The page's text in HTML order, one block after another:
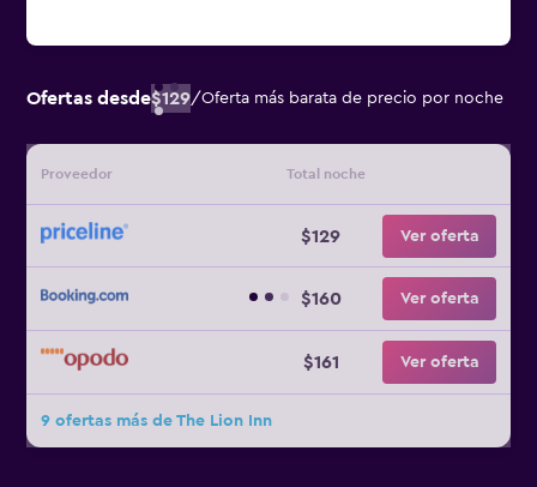
Ofertas desde$129/Oferta más barata de precio por noche
Proveedor Total noche
$129 Ver oferta
$160 Ver oferta
$161 Ver oferta
9 ofertas más de The Lion Inn